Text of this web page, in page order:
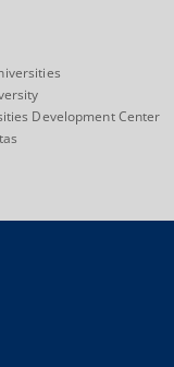
Development Center